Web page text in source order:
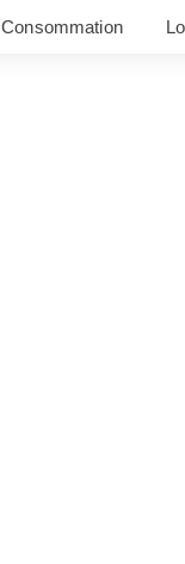
Consommation